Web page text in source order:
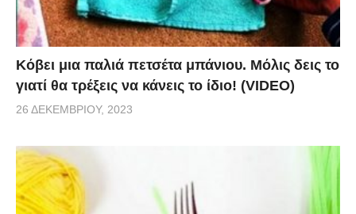
να χρησιμοποιήσετε ότι είδος χαρτιού θέλετε για την
συγκεκριμένη κατασκευή. Δείτε βήμα-βήμα τον
τρόπο δημιουργίας στο παρακάτω βίντεο και φτιάξτε
το για το δικό σας σπίτι ή για κάποιου φίλου σας.
Κόβει μια παλιά πετσέτα μπάνιου. Μόλις δεις το
γιατί θα τρέξεις να κάνεις το ίδιο! (VIDEO)
26 ΔΕΚΕΜΒΡΊΟΥ, 2023